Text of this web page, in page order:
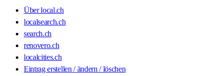
Über local.ch
localsearch.ch
search.ch
renovero.ch
localcities.ch
Eintrag erstellen / ändern / löschen